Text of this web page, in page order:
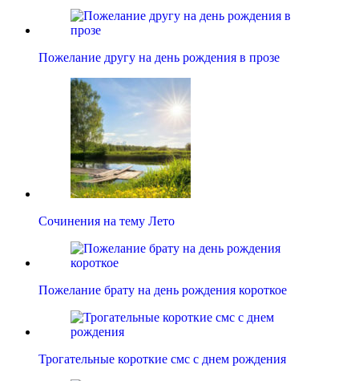
Пожелание другу на день рождения в прозе
Сочинения на тему Лето
Пожелание брату на день рождения короткое
Трогательные короткие смс с днем рождения